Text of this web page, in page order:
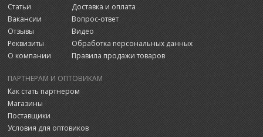
Статьи
Вакансии
Отзывы
Реквизиты
О компании
Доставка и оплата
Вопрос-ответ
Видео
Обработка персональных данных
Правила продажи товаров
ПАРТНЕРАМ И ОПТОВИКАМ
Как стать партнером
Магазины
Поставщики
Условия для оптовиков